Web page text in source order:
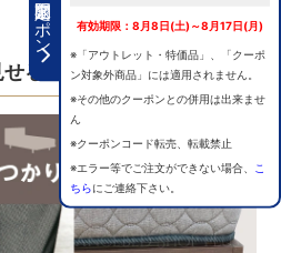
期間限定クーポン 有効期限：8月8日(土)～8月17日(月)
※「アウトレット・特価品」、「クーポ
ン対象外商品」には適用されません。
※その他のクーポンとの併用は出来ませ
ん
※クーポンコード転売、転載禁止
※エラー等でご注文ができない場合、
こ
ちらにご連絡下さい。
るこだわり設計